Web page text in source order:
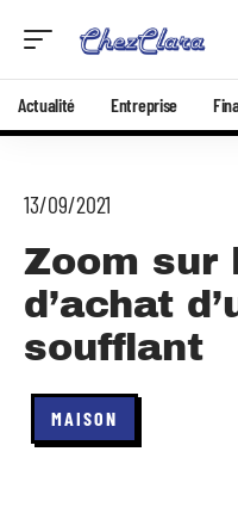
Actualité Entreprise
13/09/2021
Zoom sur
d’achat
soufflant
MAISON